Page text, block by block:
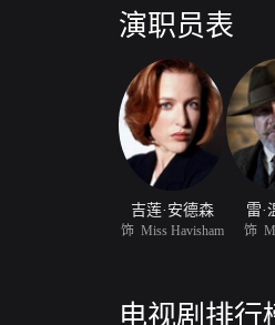
演职员表
吉莲·安德森
饰 Miss Havisham
雷·
饰
电视剧排行